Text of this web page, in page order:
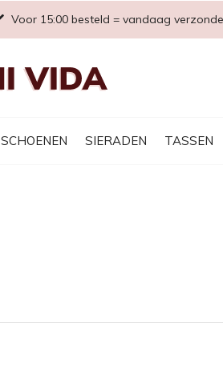
SCHOENEN SIERADEN TASSEN
Voor 15:00 besteld = vandaag